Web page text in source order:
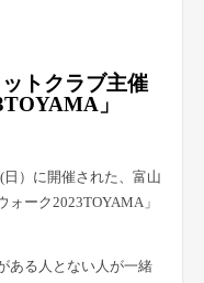
トクラブ主催
」
）に開催された、富山
ーク2023TOYAMA」
ある人とない人が一緒